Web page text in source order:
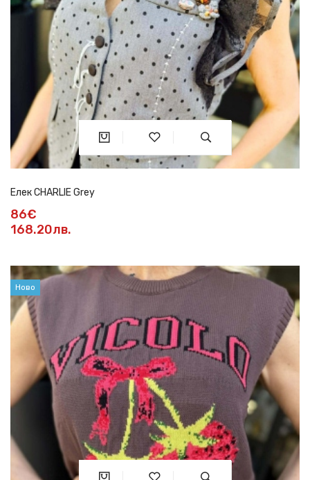
Елек CHARLIE Grey
86€
168.20лв.
Ново